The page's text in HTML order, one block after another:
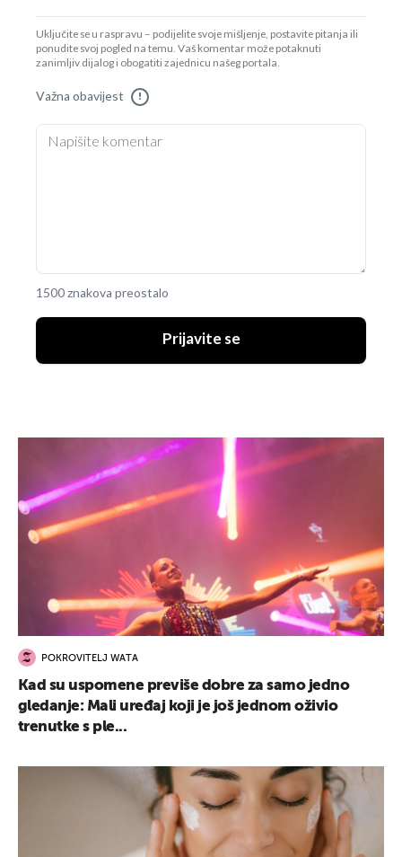
Uključite se u raspravu – podijelite svoje mišljenje, postavite pitanja ili
ponudite svoj pogled na temu. Vaš komentar može potaknuti
zanimljiv dijalog i obogatiti zajednicu našeg portala.
Važna obavijest !
1500 znakova preostalo
Prijavite se
POKROVITELJ WATA
Kad su uspomene previše dobre za samo jedno
gledanje: Mali uređaj koji je još jednom oživio
trenutke s ple...